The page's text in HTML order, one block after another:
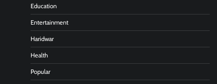
Education
Entertainment
Haridwar
Health
Popular